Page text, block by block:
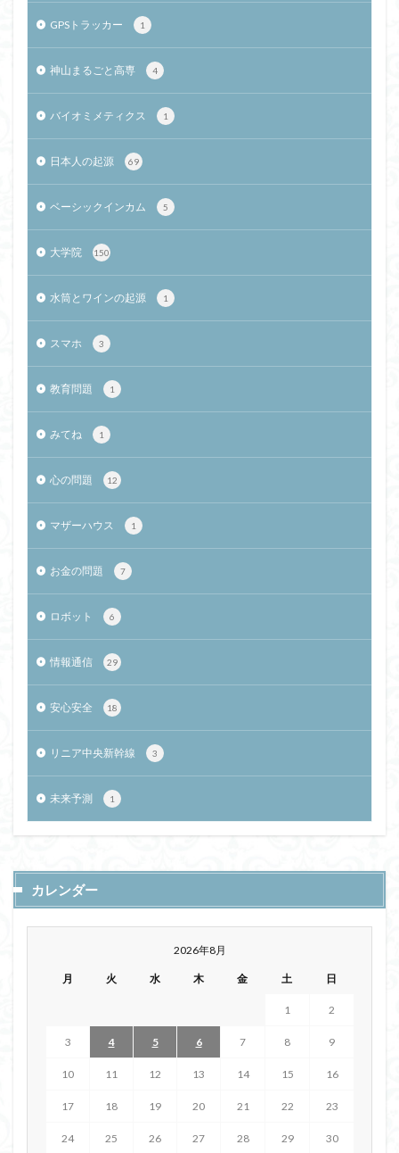
GPSトラッカー 1
神山まるごと高専 4
バイオミメティクス 1
日本人の起源 69
ベーシックインカム 5
大学院 150
水筒とワインの起源 1
スマホ 3
教育問題 1
みてね 1
心の問題 12
マザーハウス 1
お金の問題 7
ロボット 6
情報通信 29
安心安全 18
リニア中央新幹線 3
未来予測 1
カレンダー
2026年8月
月 火 水 木 金 土 日
1 2
3 4 5 6 7 8 9
10 11 12 13 14 15 16
17 18 19 20 21 22 23
24 25 26 27 28 29 30